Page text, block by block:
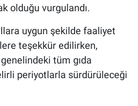
olduğu vurgulandı.
uygun şekilde faaliyet
teşekkür edilirken,
tüm gıda
periyotlarla sürdürüleceği